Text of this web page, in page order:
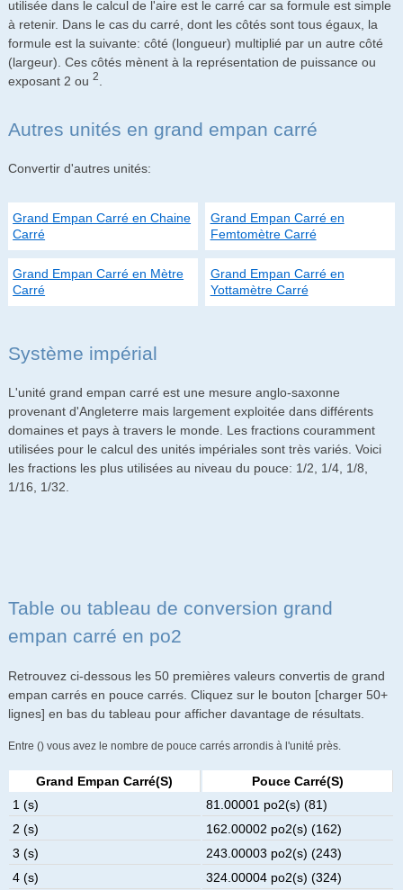
utilisée dans le calcul de l'aire est le carré car sa formule est simple
à retenir. Dans le cas du carré, dont les côtés sont tous égaux, la
formule est la suivante: côté (longueur) multiplié par un autre côté
(largeur). Ces côtés mènent à la représentation de puissance ou
exposant 2 ou 2
Autres unités en grand empan carré
Convertir d'autres unités:
Grand Empan Carré en Chaine
Carré
Grand Empan Carré en
Femtomètre Carré
Grand Empan Carré en Mètre
Carré
Grand Empan Carré en
Yottamètre Carré
Système impérial
L'unité grand empan carré est une mesure anglo-saxonne
provenant d'Angleterre mais largement exploitée dans différents
domaines et pays à travers le monde. Les fractions couramment
utilisées pour le calcul des unités impériales sont très variés. Voici
les fractions les plus utilisées au niveau du pouce: 1/2, 1/4, 1/8,
1/16, 1/32.
Table ou tableau de conversion grand
empan carré en po2
Retrouvez ci-dessous les 50 premières valeurs convertis de grand
empan carrés en pouce carrés. Cliquez sur le bouton [charger 50+
lignes] en bas du tableau pour afficher davantage de résultats.
Entre () vous avez le nombre de pouce carrés arrondis à l'unité près.
Grand Empan Carré(s)
Pouce Carré(s)
1 (s)
81.00001 po2(s) (81)
2 (s)
162.00002 po2(s) (162)
3 (s)
243.00003 po2(s) (243)
4 (s)
324.00004 po2(s) (324)